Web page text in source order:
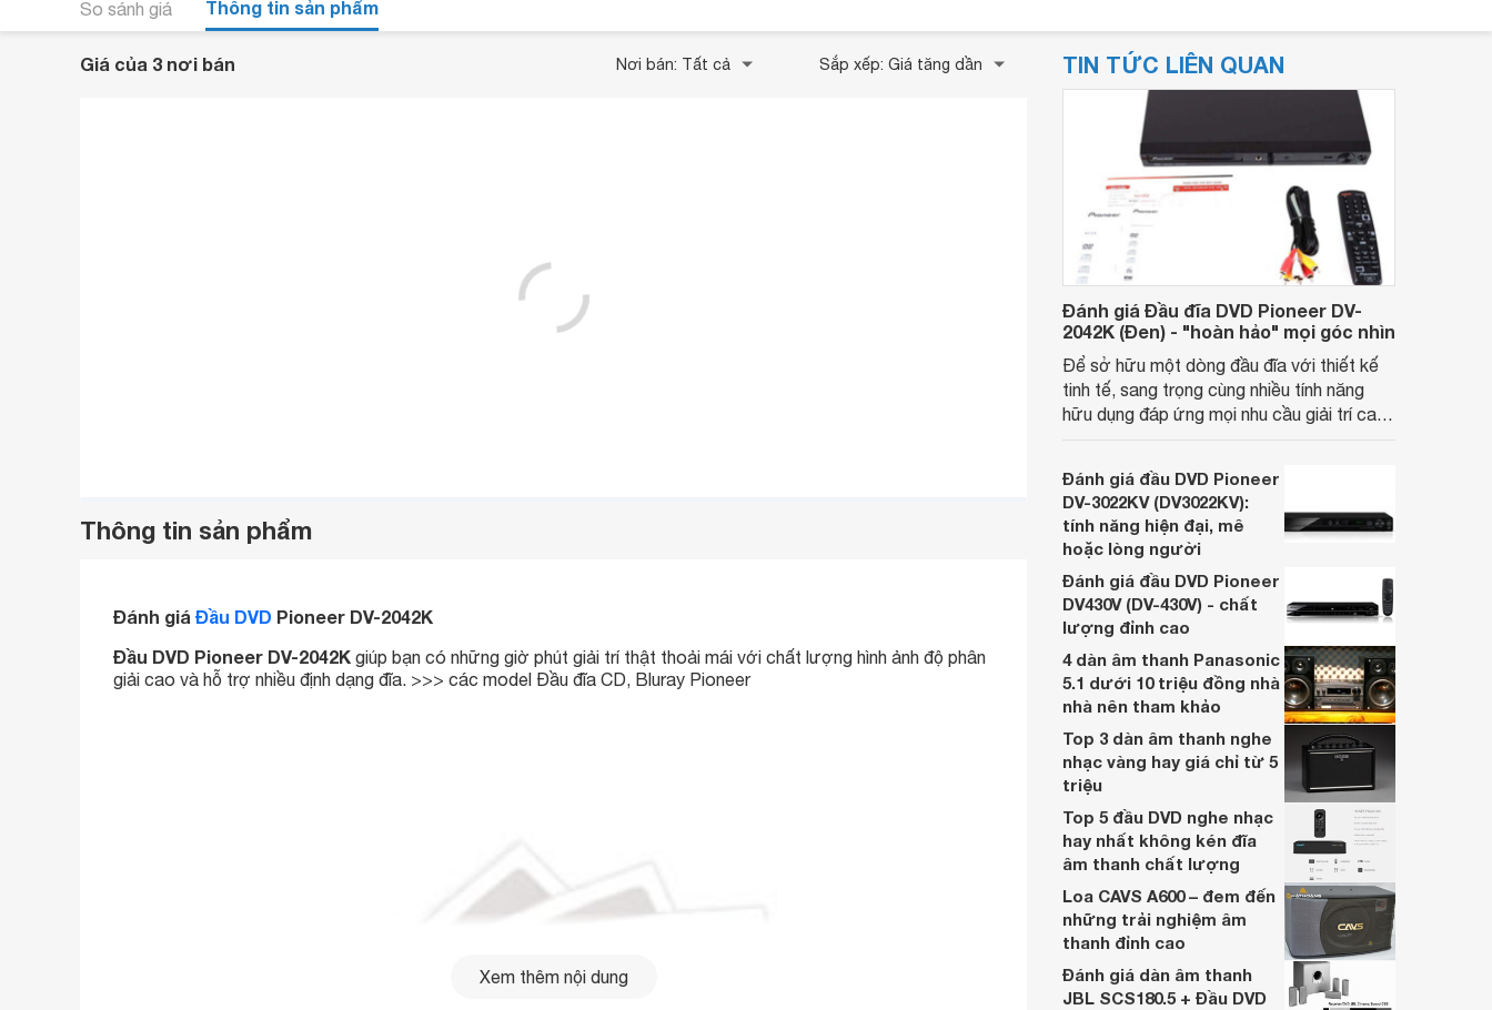
So sánh giá Thông tin sản phẩm
Giá của 3 nơi bán Nơi bán: Tất cả Sắp xếp: Giá tăng dần
Thông tin sản phẩm
Đánh giá Đầu DVD Pioneer DV-2042K
Đầu DVD Pioneer DV-2042K giúp bạn có những giờ phút giải trí thật thoải mái với chất lượng hình ảnh độ phân
giải cao và hỗ trợ nhiều định dạng đĩa. >>> các model Đầu đĩa CD, Bluray Pioneer
Xem thêm nội dung
TIN TỨC LIÊN QUAN
Đánh giá Đầu đĩa DVD Pioneer DV-
2042K (Đen) - "hoàn hảo" mọi góc nhìn
Để sở hữu một dòng đầu đĩa với thiết kế
tinh tế, sang trọng cùng nhiều tính năng
hữu dụng đáp ứng mọi nhu cầu giải trí cao
sự lựa chọn hoàn hảo.
Đánh giá đầu DVD Pioneer
DV-3022KV (DV3022KV):
tính năng hiện đại, mê
hoặc lòng người
Đánh giá đầu DVD Pioneer
DV430V (DV-430V) - chất
lượng đỉnh cao
4 dàn âm thanh Panasonic
5.1 dưới 10 triệu đồng nhà
nhà nên tham khảo
Top 3 dàn âm thanh nghe
nhạc vàng hay giá chỉ từ 5
triệu
Top 5 đầu DVD nghe nhạc
hay nhất không kén đĩa
âm thanh chất lượng
Loa CAVS A600 – đem đến
những trải nghiệm âm
thanh đỉnh cao
Đánh giá dàn âm thanh
JBL SCS180.5 + Đầu DVD